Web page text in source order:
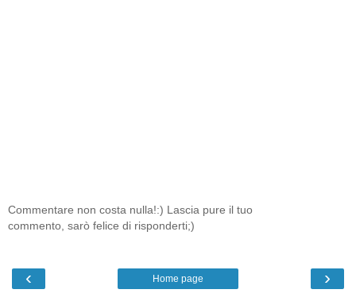
Commentare non costa nulla!:) Lascia pure il tuo
commento, sarò felice di risponderti;)
‹ ›
Home page